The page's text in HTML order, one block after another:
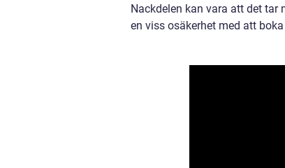
Nackdelen kan vara att det
en viss osäkerhet med att